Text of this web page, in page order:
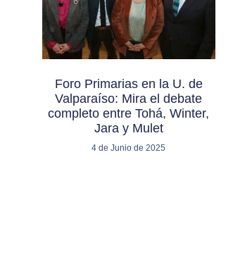
Foro Primarias en la U. de
Valparaíso: Mira el debate
completo entre Tohá, Winter,
Jara y Mulet
4 de Junio de 2025